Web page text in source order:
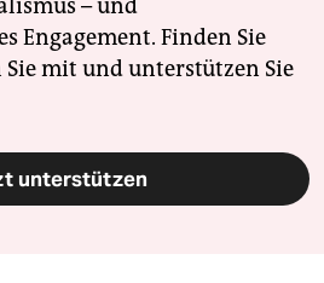
– und
Engagement. Finden Sie
Sie mit und unterstützen Sie
unterstützen